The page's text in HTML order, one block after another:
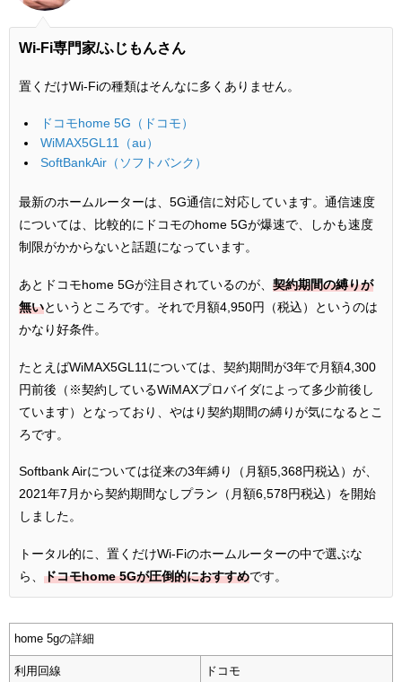
Wi-Fi専門家/ふじもんさん
置くだけWi-Fiの種類はそんなに多くありません。
ドコモhome 5G（ドコモ）
WiMAX5GL11（au）
SoftBankAir（ソフトバンク）
最新のホームルーターは、5G通信に対応しています。通信速度
については、比較的にドコモのhome 5Gが爆速で、しかも速度
制限がかからないと話題になっています。
あとドコモhome 5Gが注目されているのが、 契約期間の縛りが
無いというところです。それで月額4,950円（税込）というのは
かなり好条件。
たとえばWiMAX5GL11については、契約期間が3年で月額4,300
円前後（※契約しているWiMAXプロバイダによって多少前後し
ています）となっており、やはり契約期間の縛りが気になるとこ
ろです。
Softbank Airについては従来の3年縛り（月額5,368円税込）が、
2021年7月から契約期間なしプラン（月額6,578円税込）を開始
しました。
トータル的に、置くだけWi-Fiのホームルーターの中で選ぶな
ら、 ドコモhome 5Gが圧倒的におすすめです。
home 5gの詳細
利用回線 ドコモ